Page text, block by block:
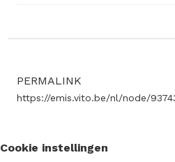
PERMALINK
https://emis.vito.be/nl/node/
Cookie instellingen